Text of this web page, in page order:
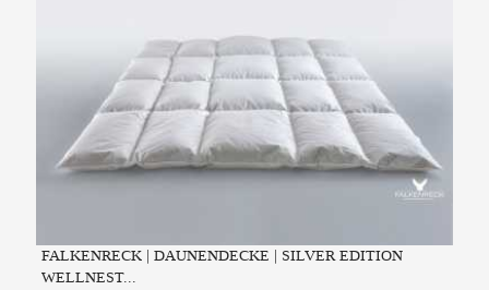
FALKENRECK | DAUNENDECKE | SILVER EDITION
WELLNEST...